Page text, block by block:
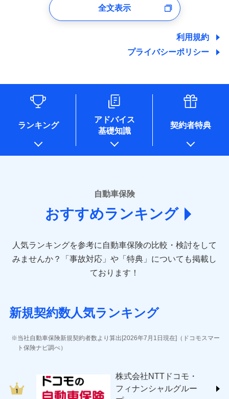
ユーザー登録受付および、管理のため
しくは委託を受けている保険会社・提携会社の保険その他に
関する情報を提供し、金融商品等の契約を勧奨するため、ま
た維持管理等の委託業務遂行のため、またそれらに付帯、関
情報を取引のある他の保険会社の商品・サービスをご提案す
るために利用させていただくことがあります。）
各種セミナーの開催のため
コンサルティングサービスの実施のため
アンケートやキャンペーン等の実施のため
上記に係る案内・手続き・管理等付帯業務を行うため
* 当社が委託を受けている保険会社の情報は、保険会社のホ
ームページに掲載しておりますので、ご確認ください。
あいおいニッセイ同和損害保険株式会社
(https://www.aioinissaydowa.co.jp/)
アクサ損害保険株式会社 (https://www.axa-
direct.co.jp/)
sompo.co.jp/)
東京海上ダイレクト損害保険株式会社 (https://www.e-
AIG損害保険株式会社 (https://www.aig.co.jp/sonpo)
ジェイアイ傷害火災保険株式会社
ソニー損害保険株式会社
(https://www.sonysonpo.co.jp/)
ＳＯＭＰＯダイレクト損害保険株式会社
(https://www.sompo-direct.co.jp/)
全文表示
利用規約
プライバシーポリシー
ランキング
アドバイス
基礎知識
契約者特典
自動車保険
おすすめランキング
人気ランキングを参考に自動車保険の比較・検討をして
みませんか？
「事故対応」や「特典」についても掲載し
ております！
新規契約数人気ランキング
当社自動車保険新規契約者数より算出[2026年7月1日現在]（ドコモスマー
ト保険ナビ調べ）
株式会社NTTドコモ・
フィナンシャルグルー